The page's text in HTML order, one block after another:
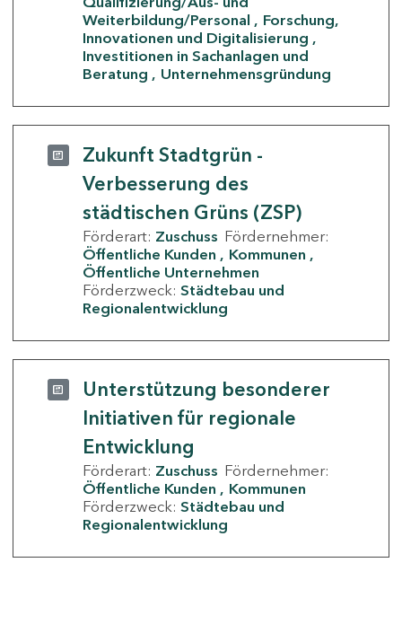
Weiterbildung/Personal
Forschung,
Innovationen und Digitalisierung
Investitionen in Sachanlagen und
Beratung
Unternehmensgründung
Zukunft Stadtgrün -
Verbesserung des
städtischen Grüns (ZSP)
Förderart: Zuschuss Fördernehmer:
Öffentliche Kunden
Kommunen
Öffentliche Unternehmen
Förderzweck: Städtebau und
Regionalentwicklung
Unterstützung besonderer
Initiativen für regionale
Entwicklung
Förderart: Zuschuss Fördernehmer:
Öffentliche Kunden
Kommunen
Förderzweck: Städtebau und
Regionalentwicklung